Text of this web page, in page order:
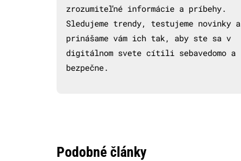
zrozumiteľné informácie a príbehy.
Sledujeme trendy, testujeme novinky a
prinášame vám ich tak, aby ste sa v
digitálnom svete cítili sebavedomo a
bezpečne.
Podobné články